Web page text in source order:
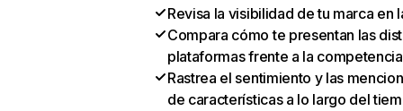
Revisa la visibilidad de tu marca en
Compara cómo te presentan las
plataformas frente a la competencia
Rastrea el sentimiento y las
de características a lo largo del